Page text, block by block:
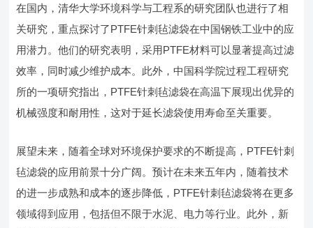
在国内，清华大学环境科学与工程系的研究团队也进行了相
关研究，重点探讨了PTFE针刺毡滤袋在中国钢铁工业中的应
用潜力。他们的研究表明，采用PTFE材料可以显著提高过滤
效率，同时减少维护成本。此外，中国科学院过程工程研究
所的一项研究指出，PTFE针刺毡滤袋在高温下展现出优异的
机械强度和耐用性，这对于延长滤袋使用寿命至关重要。
展望未来，随着全球对环境保护要求的不断提高，PTFE针刺
毡滤袋的应用前景十分广阔。预计在未来五年内，随着技术
的进一步成熟和成本的逐步降低，PTFE针刺毡滤袋将在更多
领域得到应用，包括但不限于水泥、电力等行业。此外，新